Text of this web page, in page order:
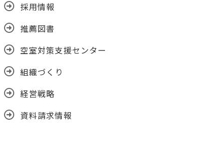
採用情報
推薦図書
空室対策支援センター
組織づくり
経営戦略
資料請求情報